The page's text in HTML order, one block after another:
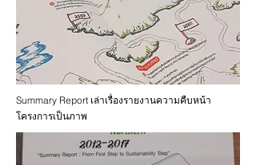
Summary Report เล่าเรื่องรายงานความคืบหน้า
โครงการเป็นภาพ